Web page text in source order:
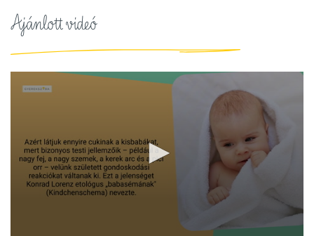
Ajánlott videó